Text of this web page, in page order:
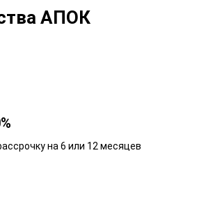
АПОК
на 6 или 12 месяцев